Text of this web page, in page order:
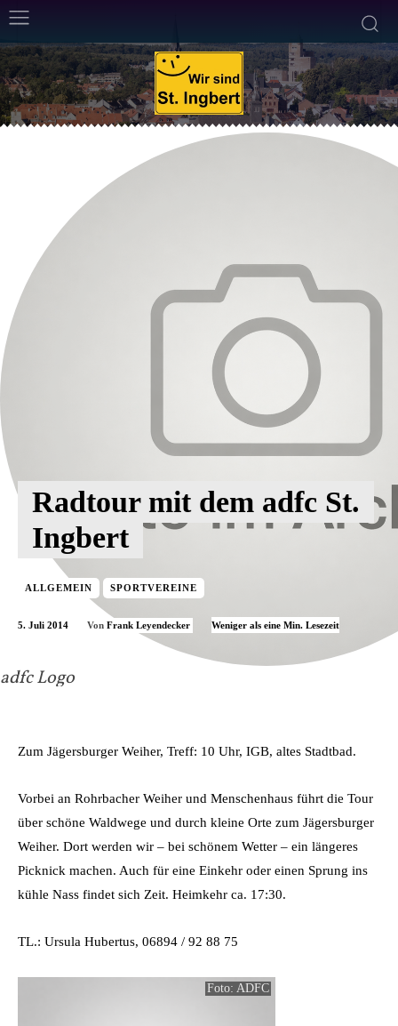
adfc Logo
Radtour mit dem adfc St.
Ingbert
ALLGEMEIN SPORTVEREINE
5. Juli 2014 Von Frank Leyendecker Weniger als eine Min. Lesezeit
Zum Jägersburger Weiher, Treff: 10 Uhr, IGB, altes Stadtbad.
Vorbei an Rohrbacher Weiher und Menschenhaus führt die Tour
über schöne Waldwege und durch kleine Orte zum Jägersburger
Weiher. Dort werden wir – bei schönem Wetter – ein längeres
Picknick machen. Auch für eine Einkehr oder einen Sprung ins
kühle Nass findet sich Zeit. Heimkehr ca. 17:30.
TL.: Ursula Hubertus, 06894 / 92 88 75
Foto: ADFC